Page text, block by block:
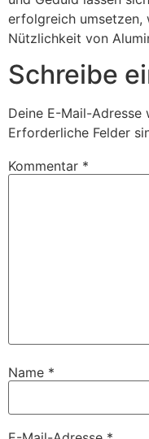
erfolgreich umsetzen,
Nützlichkeit von
Schreibe
Deine E-Mail-
Erforderliche Felder
Kommentar *
Name *